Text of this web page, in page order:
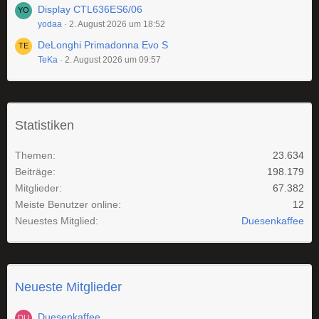
Display CTL636ES6/06
yodaa 2. August 2026 um 18:52
DeLonghi Primadonna Evo S
TeKa 2. August 2026 um 09:57
Statistiken
Themen
23.634
Beiträge
198.179
Mitglieder
67.382
Meiste Benutzer online
12
Neuestes Mitglied
Duesenkaffee
Neueste Mitglieder